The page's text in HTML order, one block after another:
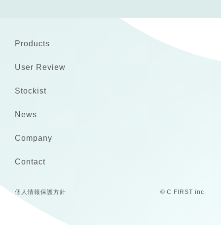
Products
User Review
Stockist
News
Company
Contact
個人情報保護方針 © C FIRST inc.